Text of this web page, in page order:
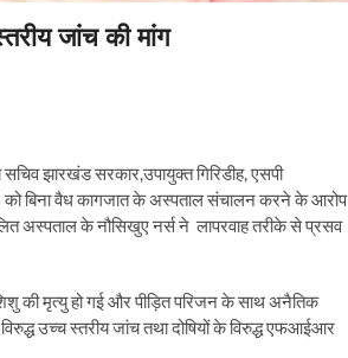
जांच की मांग
झारखंड सरकार,उपायुक्त गिरिडीह, एसपी
को बिना वैध कागजात के अस्पताल संचालन करने के
अस्पताल के नौसिखुए नर्स ने लापरवाह तरीके से प्रसव
की मृत्यु हो गई और पीड़ित परिजन के साथ अनैतिक
उच्च स्तरीय जांच तथा दोषियों के विरुद्ध एफआईआर